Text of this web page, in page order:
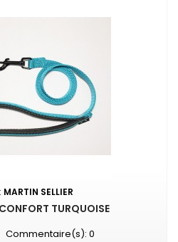
MARTIN SELLIER
TURQUOISE
Commentaire(s): 0